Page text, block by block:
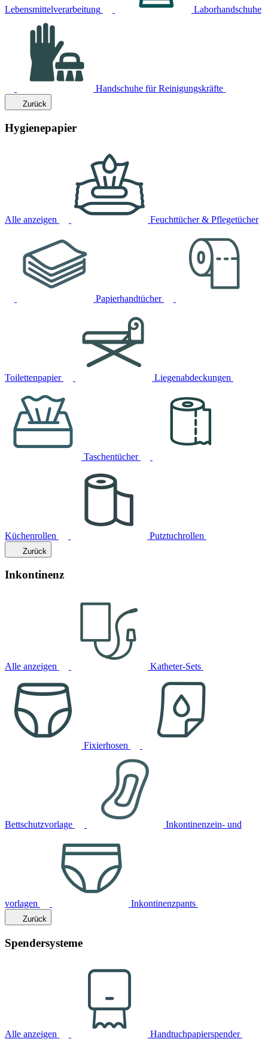
Lebensmittelverarbeitung Laborhandschuhe
Handschuhe für Reinigungskräfte
Zurück
Hygienepapier
Alle anzeigen Feuchttücher & Pflegetücher
Papierhandtücher
Toilettenpapier Liegenabdeckungen
Taschentücher
Küchenrollen Putztuchrollen
Zurück
Inkontinenz
Alle anzeigen Katheter-Sets
Fixierhosen
Bettschutzvorlage Inkontinenzein- und
vorlagen Inkontinenzpants
Zurück
Spendersysteme
Alle anzeigen Handtuchpapierspender